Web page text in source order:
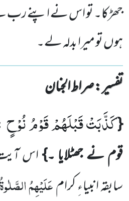
جھڑکا۔ تو اس نے اپنے رب
ہوں تو میرا بدلہ لے۔
تفسیر : ‎صراط الجنان
{كَذَّبَتْ قَبْلَهُمْ قَوْمُ نُوْحٍ
قوم نے جھٹلایا ۔}اس
سابقہ انبیاءِ کرامعَلَیْہِمُ